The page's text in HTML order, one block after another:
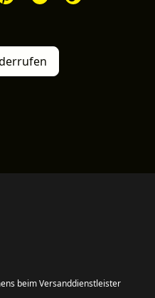
beim Versanddienstleister